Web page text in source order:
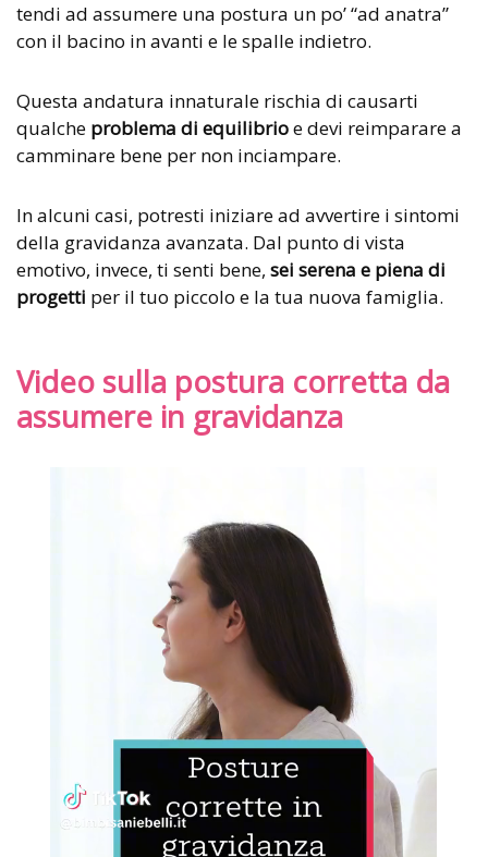
tendi ad assumere una postura un po’ “ad anatra”
con il bacino in avanti e le spalle indietro.
Questa andatura innaturale rischia di causarti
qualche problema di equilibrioe devi reimparare a
camminare bene per non inciampare.
In alcuni casi, potresti iniziare ad avvertire i sintomi
della gravidanza avanzata. Dal punto di vista
emotivo, invece, ti senti bene, sei serena e piena di
progetti per il tuo piccolo e la tua nuova famiglia.
Video sulla postura corretta da
assumere in gravidanza